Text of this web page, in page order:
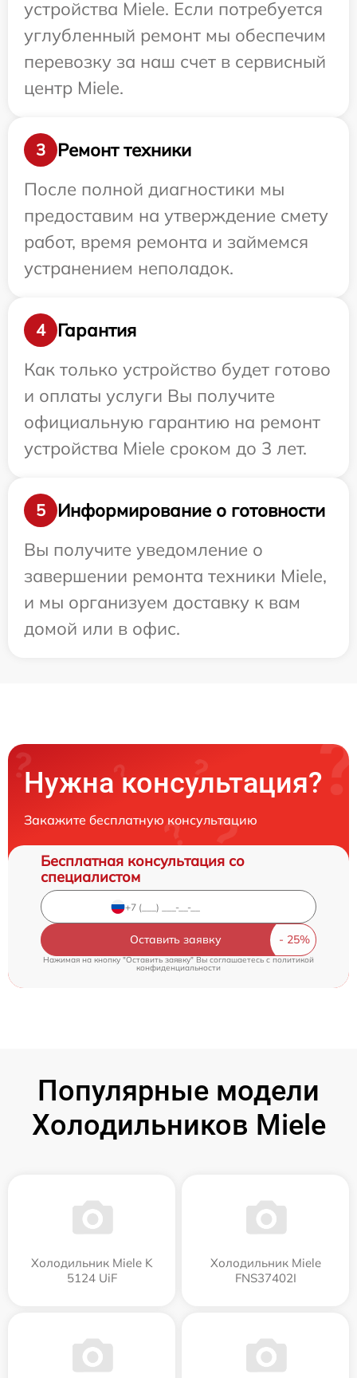
устройства Miele. Если потребуется
углубленный ремонт мы обеспечим
перевозку за наш счет в сервисный
центр Miele.
3
Ремонт техники
После полной диагностики мы
предоставим на утверждение смету
работ, время ремонта и займемся
устранением неполадок.
4
Гарантия
Как только устройство будет готово
и оплаты услуги Вы получите
официальную гарантию на ремонт
устройства Miele сроком до 3 лет.
5
Информирование о готовности
Вы получите уведомление о
завершении ремонта техники Miele,
и мы организуем доставку к вам
домой или в офис.
Нужна консультация?
Закажите бесплатную консультацию
Бесплатная консультация со
специалистом
Оставить заявку
Нажимая на кнопку "Оставить заявку" Вы соглашаетесь cполитикой
конфиденциальности
Популярные модели
Холодильников Miele
Холодильник Miele K
5124 UiF
Холодильник Miele
FNS37402I